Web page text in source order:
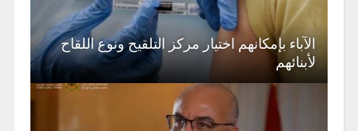
الآباء بإمكانهم اختيار مركز التلقيح ونوع اللقاح
لأبنائهم